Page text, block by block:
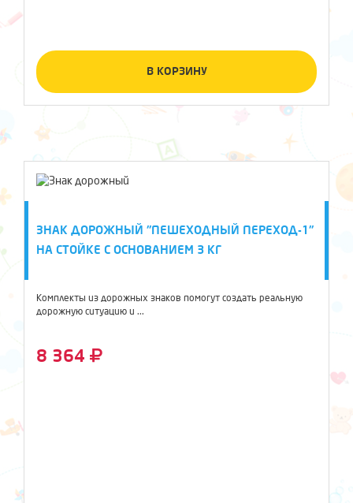
В КОРЗИНУ
ЗНАК ДОРОЖНЫЙ "ПЕШЕХОДНЫЙ ПЕРЕХОД-1"
НА СТОЙКЕ С ОСНОВАНИЕМ 3 КГ
Комплекты из дорожных знаков помогут создать реальную
дорожную ситуацию и ...
8 364